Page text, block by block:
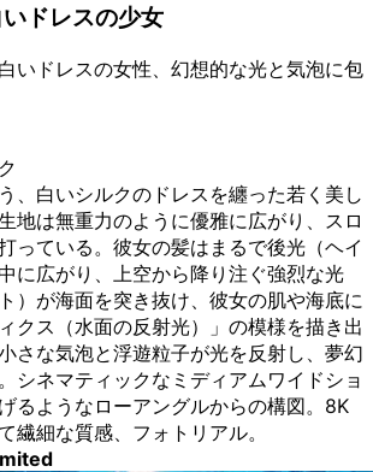
ドレスの少女
いドレスの女性、幻想的な光と気泡に包
、白いシルクのドレスを纏った若く美し
地は無重力のように優雅に広がり、スロ
っている。彼女の髪はまるで後光（ヘイ
に広がり、上空から降り注ぐ強烈な光
）が海面を突き抜け、彼女の肌や海底に
クス（水面の反射光）」の模様を描き出
さな気泡と浮遊粒子が光を反射し、夢幻
シネマティックなミディアムワイドショ
るようなローアングルからの構図。8K
繊細な質感、フォトリアル。